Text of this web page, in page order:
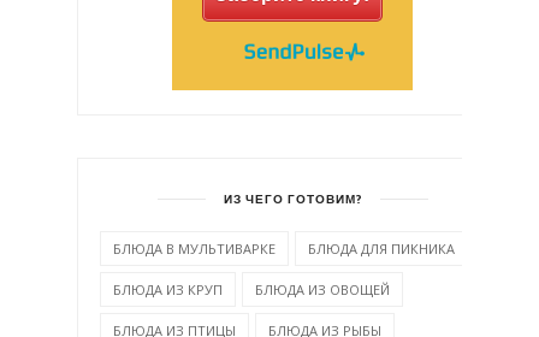
ИЗ ЧЕГО ГОТОВИМ?
БЛЮДА В МУЛЬТИВАРКЕ БЛЮДА ДЛЯ ПИКНИКА
БЛЮДА ИЗ КРУП БЛЮДА ИЗ ОВОЩЕЙ
БЛЮДА ИЗ ПТИЦЫ БЛЮДА ИЗ РЫБЫ